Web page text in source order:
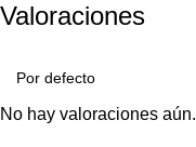
Valoraciones
No hay valoraciones aún.